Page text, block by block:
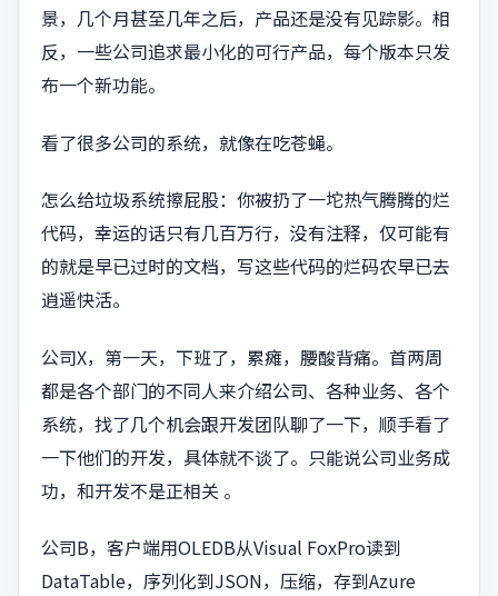
景，几个月甚至几年之后，产品还是没有见踪影。相
反，一些公司追求最小化的可行产品，每个版本只发
布一个新功能。
看了很多公司的系统，就像在吃苍蝇。
怎么给垃圾系统擦屁股：你被扔了一坨热气腾腾的烂
代码，幸运的话只有几百万行，没有注释，仅可能有
的就是早已过时的文档，写这些代码的烂码农早已去
逍遥快活。
公司X，第一天，下班了，累瘫，腰酸背痛。首两周
都是各个部门的不同人来介绍公司、各种业务、各个
系统，找了几个机会跟开发团队聊了一下，顺手看了
一下他们的开发，具体就不谈了。只能说公司业务成
功，和开发不是正相关 。
公司B，客户端用OLEDB从Visual FoxPro读到
DataTable，序列化到JSON，压缩，存到Azure